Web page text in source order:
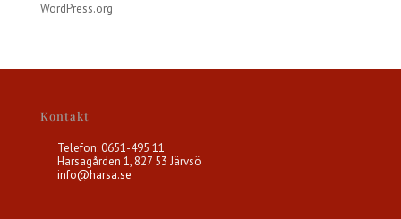
WordPress.org
Kontakt
Telefon: 0651-495 11
Harsagården 1, 827 53 Järvsö
info@harsa.se